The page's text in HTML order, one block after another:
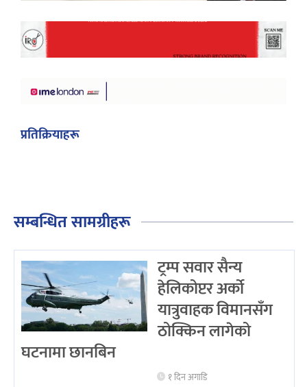
प्रतिक्रियाहरू
सम्बन्धित सामग्रीहरू
ट्रम्प सवार सैन्य
हेलिकोप्टर अर्को
यात्रुवाहक विमानसँग
ठोक्किन लागेको
घटनामा छानबिन
१ दिन अगाडि